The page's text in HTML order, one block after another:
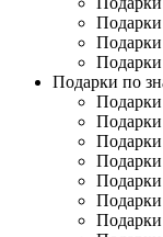
Подарки
Подарки
Подарки
Подарки по